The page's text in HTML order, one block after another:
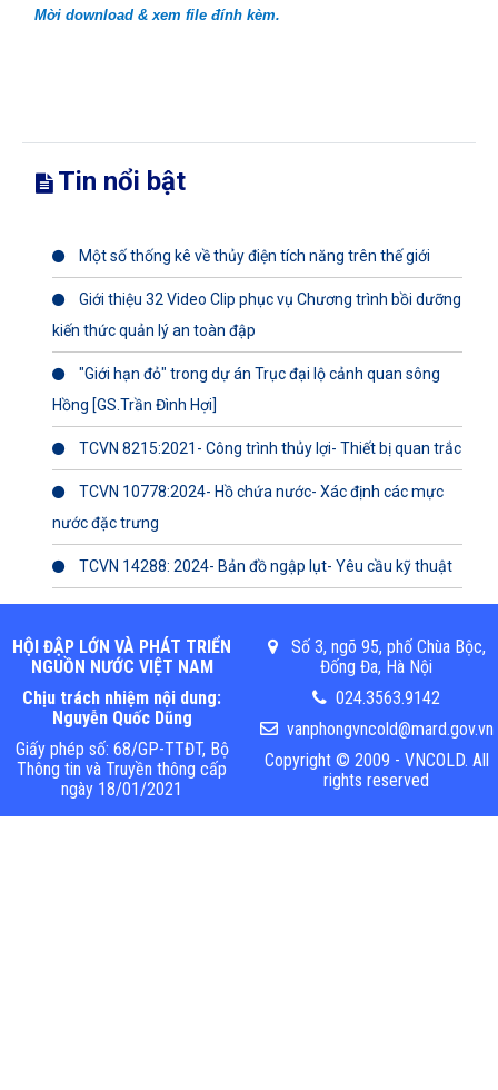
Mời download & xem file đính kèm.
Tin nổi bật
Một số thống kê về thủy điện tích năng trên thế giới
Giới thiệu 32 Video Clip phục vụ Chương trình bồi dưỡng
kiến thức quản lý an toàn đập
"Giới hạn đỏ" trong dự án Trục đại lộ cảnh quan sông
Hồng [GS.Trần Đình Hợi]
TCVN 8215:2021- Công trình thủy lợi- Thiết bị quan trắc
TCVN 10778:2024- Hồ chứa nước- Xác định các mực
nước đặc trưng
TCVN 14288: 2024- Bản đồ ngập lụt- Yêu cầu kỹ thuật
HỘI ĐẬP LỚN VÀ PHÁT TRIỂN
NGUỒN NƯỚC VIỆT NAM
Chịu trách nhiệm nội dung:
Nguyễn Quốc Dũng
Giấy phép số: 68/GP-TTĐT, Bộ
Thông tin và Truyền thông cấp
ngày 18/01/2021
Số 3, ngõ 95, phố Chùa Bộc,
Đống Đa, Hà Nội
024.3563.9142
vanphongvncold@mard.gov.vn
Copyright © 2009 - VNCOLD. All
rights reserved